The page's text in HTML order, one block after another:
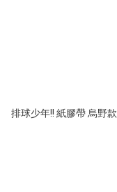
排球少年!! 紙膠帶 烏野款